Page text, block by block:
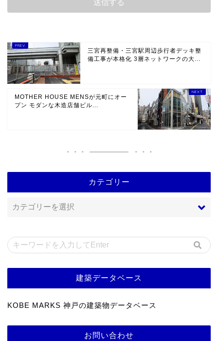
三宮再整備・三宮駅周辺歩行者デッキ整
備工事が本格化 3層ネットワークの大...
MOTHER HOUSE MENSが元町にオー
プン モダンな木造店舗ビル...
カテゴリー
建築データベース
KOBE MARKS 神戸の建築物データベース
お問い合わせ